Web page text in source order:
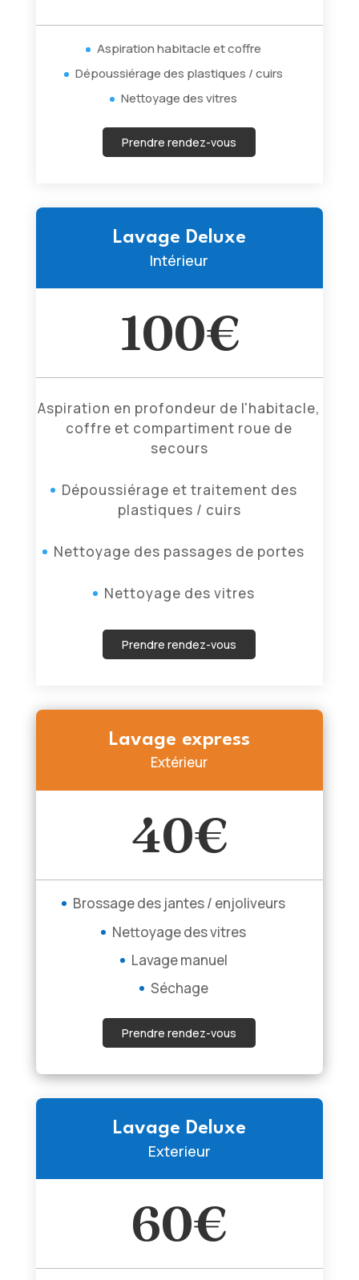
Aspiration habitacle et coffre
Dépoussiérage des plastiques / cuirs
Nettoyage des vitres
Prendre rendez-vous
Lavage Deluxe
Intérieur
100€
Aspiration en profondeur de l'habitacle,
coffre et compartiment roue de
secours
Dépoussiérage et traitement des
plastiques / cuirs
Nettoyage des passages de portes
Nettoyage des vitres
Prendre rendez-vous
Lavage express
Extérieur
40€
Brossage des jantes / enjoliveurs
Nettoyage des vitres
Lavage manuel
Séchage
Prendre rendez-vous
Lavage Deluxe
Exterieur
60€